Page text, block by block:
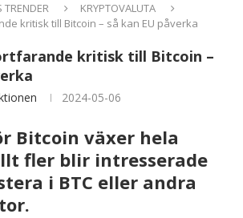
TRENDER
KRYPTOVALUTA
kritisk till Bitcoin – så kan EU påverka
kritisk till Bitcoin –
2024-05-06
Bitcoin växer hela
fler blir intresserade
i BTC eller andra